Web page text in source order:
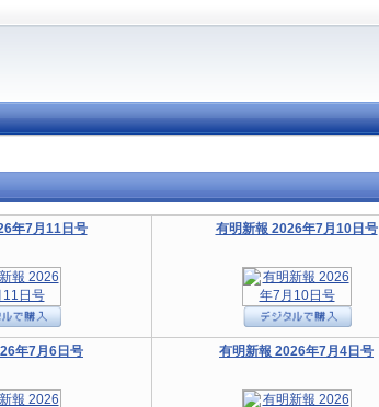
年7月11日号 有明新報 2026年7月10日号
年7月6日号 有明新報 2026年7月4日号